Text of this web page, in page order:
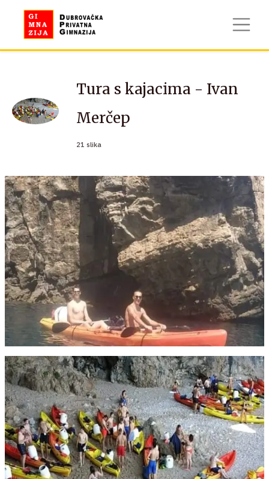
Tura s kajacima - Ivan
Merčep
21 slika